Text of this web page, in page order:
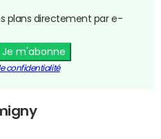
plans directement par e-
Je m'abonne
confidentialité